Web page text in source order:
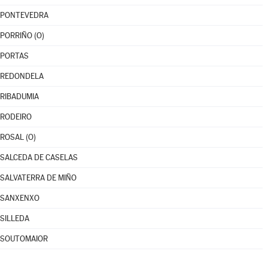
PONTEVEDRA
PORRIÑO (O)
PORTAS
REDONDELA
RIBADUMIA
RODEIRO
ROSAL (O)
SALCEDA DE CASELAS
SALVATERRA DE MIÑO
SANXENXO
SILLEDA
SOUTOMAIOR